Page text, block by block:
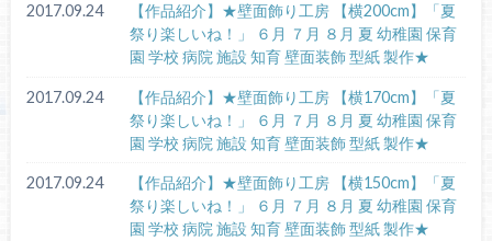
2017.09.24
【作品紹介】★壁面飾り工房 【横200cm】「夏
祭り楽しいね！」 ６月 ７月 ８月 夏 幼稚園 保育
園 学校 病院 施設 知育 壁面装飾 型紙 製作★
2017.09.24
【作品紹介】★壁面飾り工房 【横170cm】「夏
祭り楽しいね！」 ６月 ７月 ８月 夏 幼稚園 保育
園 学校 病院 施設 知育 壁面装飾 型紙 製作★
2017.09.24
【作品紹介】★壁面飾り工房 【横150cm】「夏
祭り楽しいね！」 ６月 ７月 ８月 夏 幼稚園 保育
園 学校 病院 施設 知育 壁面装飾 型紙 製作★